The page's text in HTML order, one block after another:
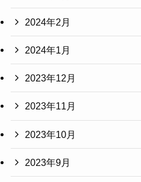
2024年2月
2024年1月
2023年12月
2023年11月
2023年10月
2023年9月